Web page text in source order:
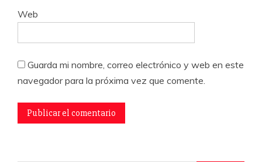
Web
Guarda mi nombre, correo electrónico y web en este
navegador para la próxima vez que comente.